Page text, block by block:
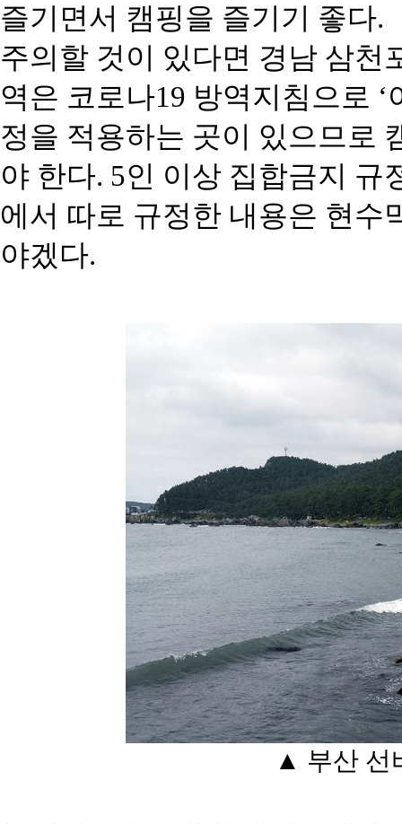
즐기면서 캠핑을 즐기기 좋다.
주의할 것이 있다면 경남 삼천
역은 코로나19 방역지침으로
정을 적용하는 곳이 있으므로
야 한다. 5인 이상 집합금지
에서 따로 규정한 내용은 현수
야겠다.
▲ 부산 선